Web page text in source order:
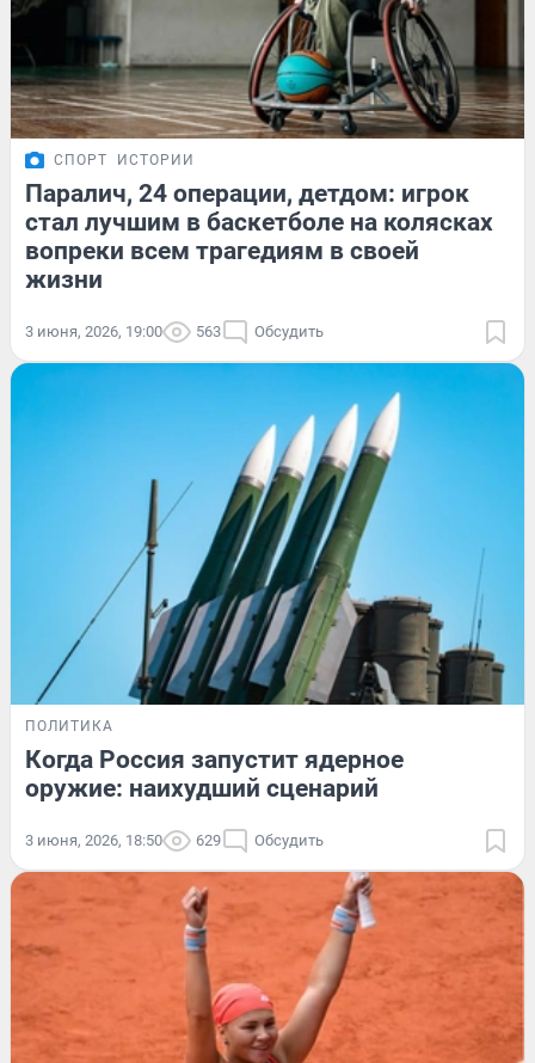
СПОРТ ИСТОРИИ
Паралич, 24 операции, детдом: игрок
стал лучшим в баскетболе на колясках
вопреки всем трагедиям в своей
жизни
3 июня, 2026, 19:00 563 Обсудить
ПОЛИТИКА
Когда Россия запустит ядерное
оружие: наихудший сценарий
3 июня, 2026, 18:50 629 Обсудить